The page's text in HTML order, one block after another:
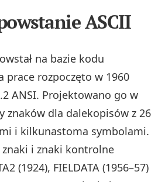
ASCII
na bazie kodu
prace rozpoczęto w 1960
ANSI. Projektowano go w
znaków dla dalekopisów z 26
i kilkunastoma symbolami.
i znaki kontrolne
(1924), FIELDATA (1956–57)